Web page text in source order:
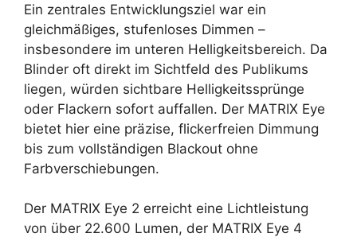
Ein zentrales Entwicklungsziel war ein
gleichmäßiges, stufenloses Dimmen –
insbesondere im unteren Helligkeitsbereich. Da
Blinder oft direkt im Sichtfeld des Publikums
liegen, würden sichtbare Helligkeitssprünge
oder Flackern sofort auffallen. Der MATRIX Eye
bietet hier eine präzise, flickerfreien Dimmung
bis zum vollständigen Blackout ohne
Farbverschiebungen.
Der MATRIX Eye 2 erreicht eine Lichtleistung
von über 22.600 Lumen, der MATRIX Eye 4